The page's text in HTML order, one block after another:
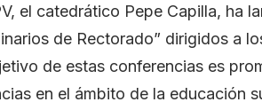
el catedrático Pepe Capilla, ha
de Rectorado” dirigidos a
de estas conferencias es
en el ámbito de la educación